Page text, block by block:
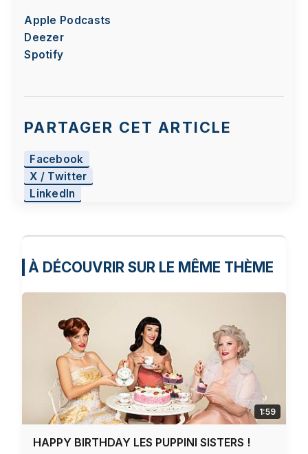
Apple Podcasts
Deezer
Spotify
PARTAGER CET ARTICLE
Facebook
X / Twitter
LinkedIn
À DÉCOUVRIR SUR LE MÊME THÈME
1:59
HAPPY BIRTHDAY LES PUPPINI SISTERS !